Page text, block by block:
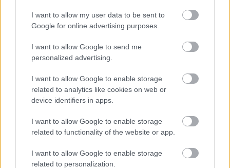
I want to allow my user data to be sent to
Google for online advertising purposes.
I want to allow Google to send me
personalized advertising.
I want to allow Google to enable storage
related to analytics like cookies on web or
device identifiers in apps.
I want to allow Google to enable storage
related to functionality of the website or app.
I want to allow Google to enable storage
related to personalization.
valóban előrelépést is jelentettek (talán a Haas és a Williams
jelentik a kivételt). A Red Bullnál is működött például a
Mekies csapatfőnök szerint az évad hátralévő részében már
lassulni fog a fejlesztési ütemük, részben azért, mert a
„Nem tudom, a többiekkel mi a helyzet, de az biztos, hogy egy
ponton döntést kell hoznunk, hogyan egyensúlyozunk az idei és
történni, mint tavaly. Szóval főleg a szabályzat fényében
dönteni fogunk” – idézi Mekiest a Crash.net. „Ami minket illet,
korrigálni azt a hatalmas hátrányt, amivel eleinte rendelkeztünk.
Valószínűleg nehéz elképzelni, hogy ebben a ritmusban fogjuk